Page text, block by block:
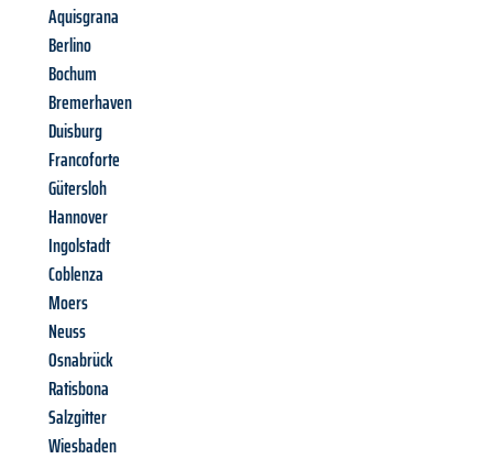
Aquisgrana
Berlino
Bochum
Bremerhaven
Duisburg
Francoforte
Gütersloh
Hannover
Ingolstadt
Coblenza
Moers
Neuss
Osnabrück
Ratisbona
Salzgitter
Wiesbaden